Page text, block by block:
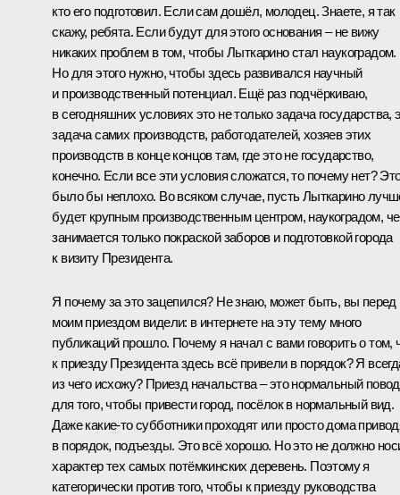
кто его подготовил. Если сам дошёл, молодец. Знаете, я так
скажу, ребята. Если будут для этого основания – не вижу
никаких проблем в том, чтобы Лыткарино стал наукоградом.
Но для этого нужно, чтобы здесь развивался научный
и производственный потенциал. Ещё раз подчёркиваю,
в сегодняшних условиях это не только задача государства,
задача самих производств, работодателей, хозяев этих
производств в конце концов там, где это не государство,
конечно. Если все эти условия сложатся, то почему нет?
было бы неплохо. Во всяком случае, пусть Лыткарино
будет крупным производственным центром, наукоградом,
занимается только покраской заборов и подготовкой города
к визиту Президента.
Я почему за это зацепился? Не знаю, может быть, вы перед
моим приездом видели: в интернете на эту тему много
публикаций прошло. Почему я начал с вами говорить о том,
к приезду Президента здесь всё привели в порядок? Я
из чего исхожу? Приезд начальства – это нормальный повод
для того, чтобы привести город, посёлок в нормальный вид.
Даже какие‑то субботники проходят или просто дома
в порядок, подъезды. Это всё хорошо. Но это не должно
характер тех самых потёмкинских деревень. Поэтому я
категорически против того, чтобы к приезду руководства